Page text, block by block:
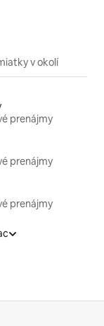
v okolí
prenájmy
prenájmy
prenájmy